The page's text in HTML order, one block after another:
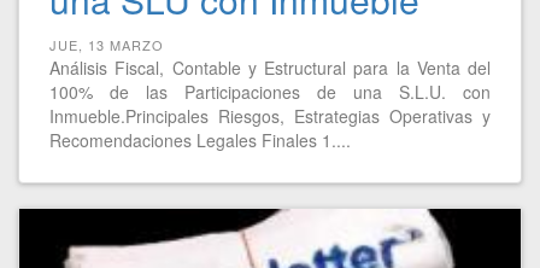
JUE, 13 MARZO
Análisis Fiscal, Contable y Estructural para la Venta del
100% de las Participaciones de una S.L.U. con
Inmueble.Principales Riesgos, Estrategias Operativas y
Recomendaciones Legales Finales 1....